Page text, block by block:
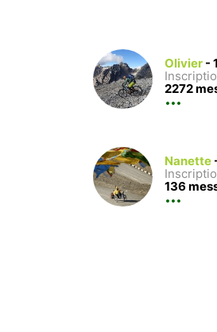
Olivier -
2272
Nanette
136